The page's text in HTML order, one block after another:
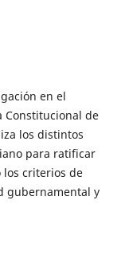
en el
Constitucional de
los distintos
para ratificar
los criterios de
gubernamental y